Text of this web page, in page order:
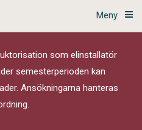
Meny
som elinstallatör
semesterperioden kan
Ansökningarna hanteras